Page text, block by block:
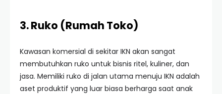
3. Ruko (Rumah Toko)
Kawasan komersial di sekitar IKN akan sangat
membutuhkan ruko untuk bisnis ritel, kuliner, dan
jasa. Memiliki ruko di jalan utama menuju IKN adalah
aset produktif yang luar biasa berharga saat anak